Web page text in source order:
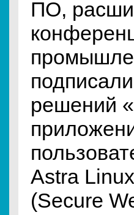
ПО,
решений
Astra
(Secure